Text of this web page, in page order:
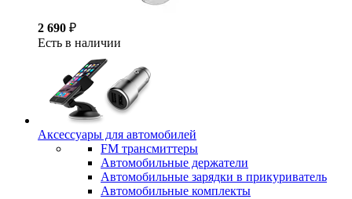
2 690 ₽
Есть в наличии
Аксессуары для автомобилей
FM трансмиттеры
Автомобильные держатели
Автомобильные зарядки в прикуриватель
Автомобильные комплекты